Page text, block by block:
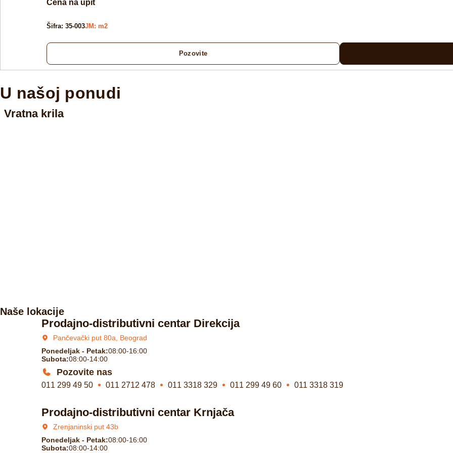
Cena na upit
Šifra: 35-003JM: m2
Pozovite
U našoj ponudi
Vratna krila
Naše lokacije
Prodajno-distributivni centar Direkcija
Pančevački put 80a, Beograd
Ponedeljak - Petak:08:00-16:00
Subota:08:00-14:00
Pozovite nas
011 299 49 50 011 2712 478 011 3318 329 011 299 49 60 011 3318 319
Prodajno-distributivni centar Krnjača
Zrenjaninski put 43b
Ponedeljak - Petak:08:00-16:00
Subota:08:00-14:00